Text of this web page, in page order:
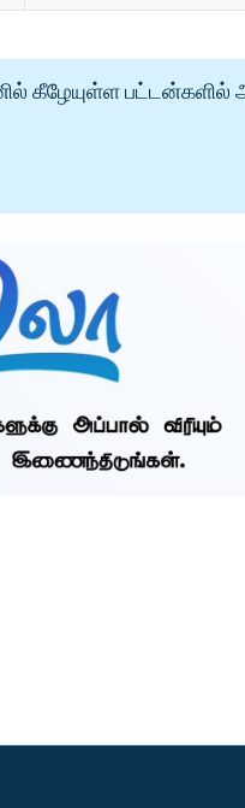
கீழேயுள்ள